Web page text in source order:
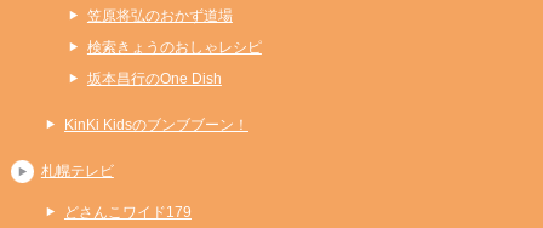
笠原将弘のおかず道場
検索きょうのおしゃレシピ
坂本昌行のOne Dish
KinKi Kidsのブンブブーン！
札幌テレビ
どさんこワイド179